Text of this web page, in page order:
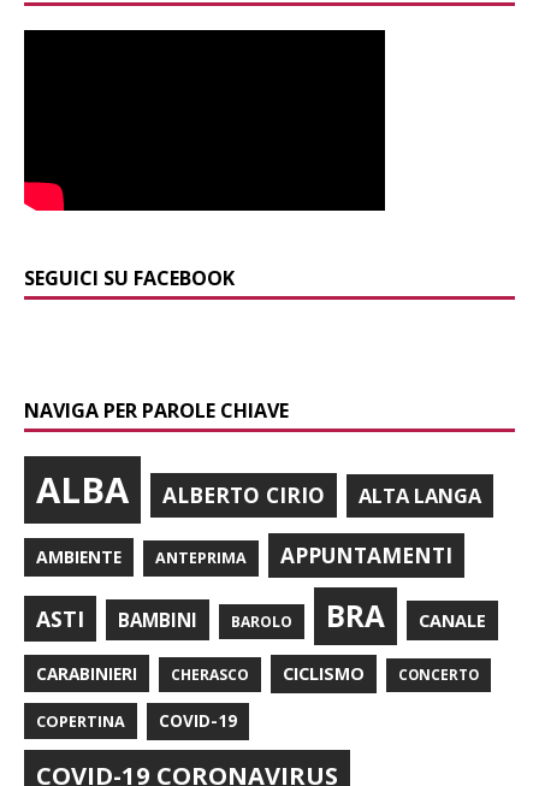
SEGUICI SU FACEBOOK
NAVIGA PER PAROLE CHIAVE
ALBA ALBERTO CIRIO ALTA LANGA
AMBIENTE ANTEPRIMA APPUNTAMENTI
ASTI BAMBINI BAROLO BRA CANALE
CARABINIERI CHERASCO CICLISMO CONCERTO
COPERTINA COVID-19
COVID-19 CORONAVIRUS